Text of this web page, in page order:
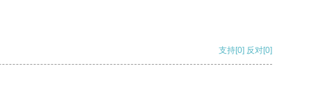
支持[0] 反对[0]